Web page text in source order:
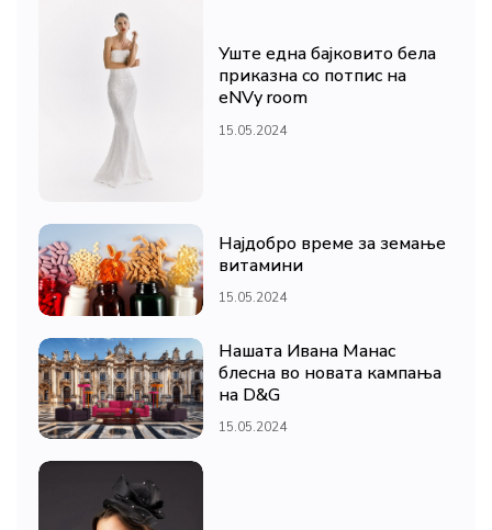
Уште една бајковито бела
приказна со потпис на
eNVy room
15.05.2024
Најдобро време за земање
витамини
15.05.2024
Нашата Ивана Манас
блесна во новата кампања
на D&G
15.05.2024